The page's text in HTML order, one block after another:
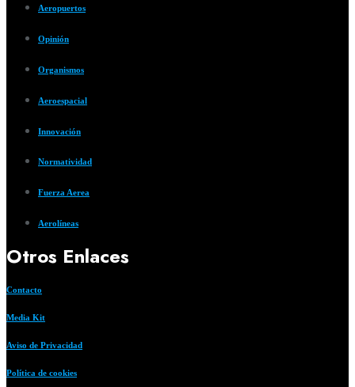
Aeropuertos
Opinión
Organismos
Aeroespacial
Innovación
Normatividad
Fuerza Aerea
Aerolíneas
Otros Enlaces
Contacto
Media Kit
Aviso de Privacidad
Política de cookies